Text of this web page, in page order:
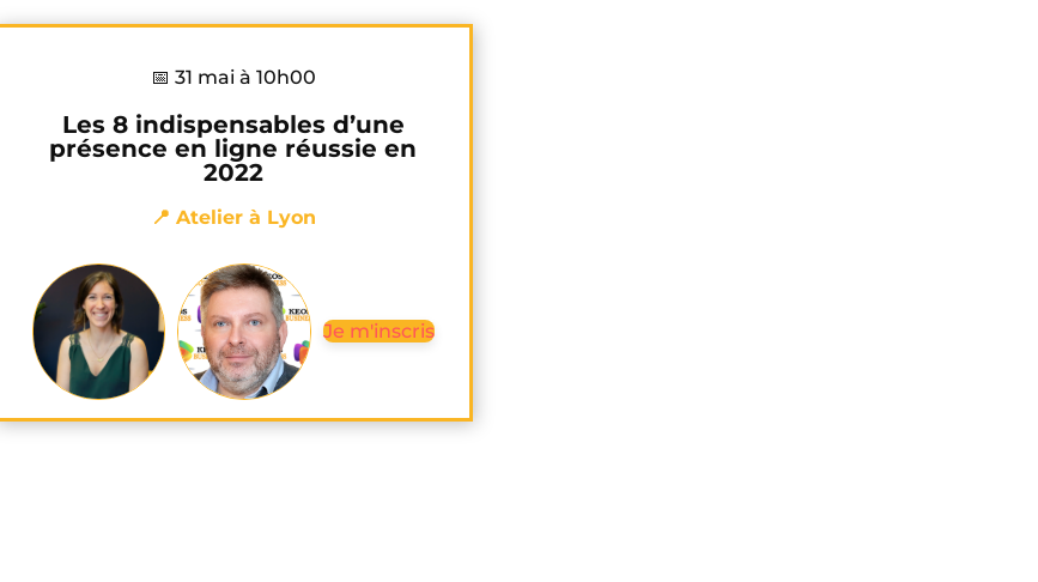
📅 31 mai à 10h00
Les 8 indispensables d’une
présence en ligne réussie en
2022
📍 Atelier à Lyon
Je m'inscris